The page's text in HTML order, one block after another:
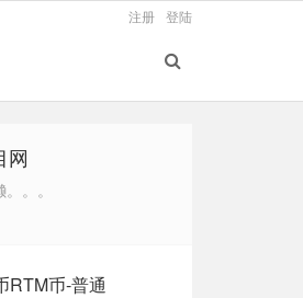
登陆
注册
网
。。
RTM币-普通